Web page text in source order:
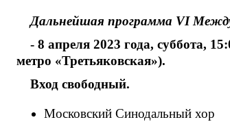
Дальнейшая программа VI
- 8 апреля 2023 года, суббота,
метро «Третьяковская»).
Вход свободный.
Московский Синодальный хор